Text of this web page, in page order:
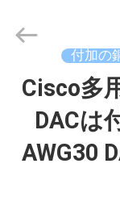
家
supplier.
Copyright
Shenzhen
Technology
Reserved.
付加の
Cisco多
DACは
AWG30